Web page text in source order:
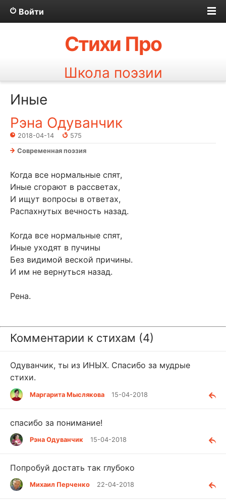
Войти
Стихи Про
Школа поэзии
Иные
Рэна Одуванчик
2018-04-14
575
Современная поэзия
Когда все нормальные спят,
Иные сгорают в рассветах,
И ищут вопросы в ответах,
Распахнутых вечность назад.
Когда все нормальные спят,
Иные уходят в пучины
Без видимой веской причины.
И им не вернуться назад.
Рена.
Комментарии к стихам (4)
Одуванчик, ты из ИНЫХ. Спасибо за мудрые
стихи.
Маргарита Мыслякова 15-04-2018
спасибо за понимание!
Рэна Одуванчик 15-04-2018
Попробуй достать так глубоко
Михаил Перченко 22-04-2018